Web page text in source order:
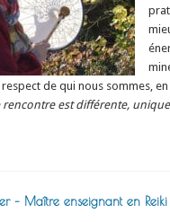
de qui nous sommes,
est différente,
– Maître enseignant en Reiki